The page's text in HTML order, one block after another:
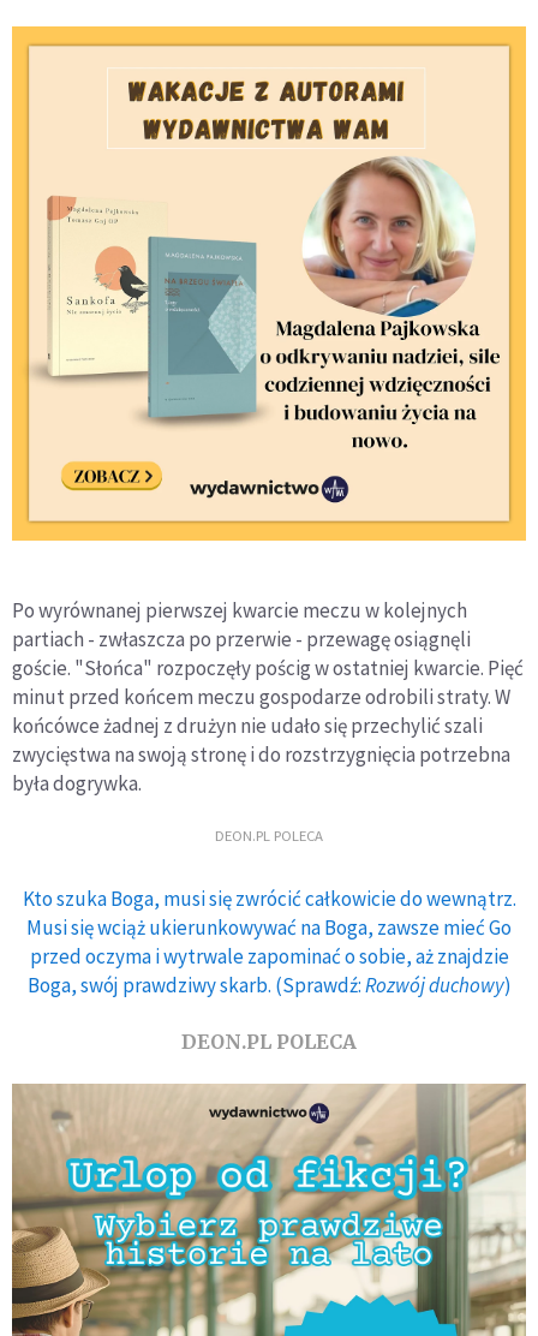
Po wyrównanej pierwszej kwarcie meczu w kolejnych
partiach - zwłaszcza po przerwie - przewagę osiągnęli
goście. "Słońca" rozpoczęły pościg w ostatniej kwarcie. Pięć
minut przed końcem meczu gospodarze odrobili straty. W
końcówce żadnej z drużyn nie udało się przechylić szali
zwycięstwa na swoją stronę i do rozstrzygnięcia potrzebna
była dogrywka.
DEON.PL POLECA
Kto szuka Boga, musi się zwrócić całkowicie do wewnątrz.
Musi się wciąż ukierunkowywać na Boga, zawsze mieć Go
przed oczyma i wytrwale zapominać o sobie, aż znajdzie
Boga, swój prawdziwy skarb. (Sprawdź:Rozwój duchowy)
DEON.PL POLECA